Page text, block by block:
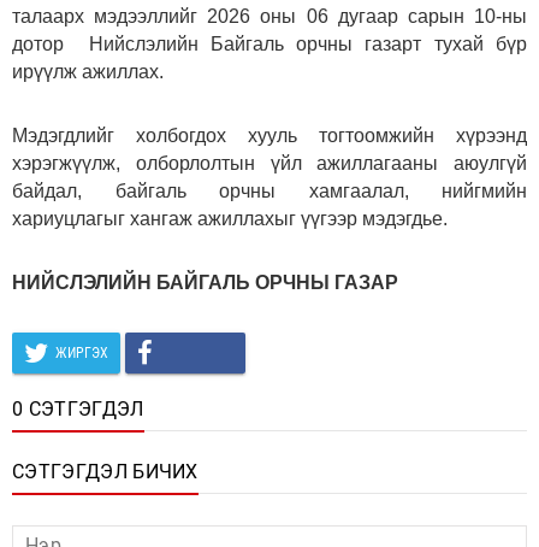
талаарх мэдээллийг 2026 оны 06 дугаар сарын 10-ны
дотор Нийслэлийн Байгаль орчны газарт тухай бүр
ирүүлж ажиллах.
Мэдэгдлийг холбогдох хууль тогтоомжийн хүрээнд
хэрэгжүүлж, олборлолтын үйл ажиллагааны аюулгүй
байдал, байгаль орчны хамгаалал, нийгмийн
хариуцлагыг хангаж ажиллахыг үүгээр мэдэгдье.
НИЙСЛЭЛИЙН БАЙГАЛЬ ОРЧНЫ ГАЗАР
ЖИРГЭХ
0 СЭТГЭГДЭЛ
СЭТГЭГДЭЛ БИЧИХ